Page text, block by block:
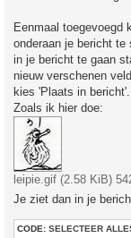
Eenmaal toegevoegd
onderaan je bericht
in je bericht te gaan
nieuw verschenen
kies 'Plaats in bericht'.
Zoals ik hier doe:
leipie.gif (2.58 KiB)
Je ziet dan in je
CODE: SELECTEER